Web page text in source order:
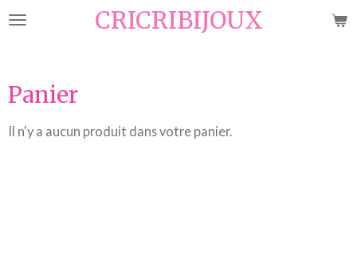
Passer
CRICRIBIJOUX
Panier
Il n'y a aucun produit dans votre panier.